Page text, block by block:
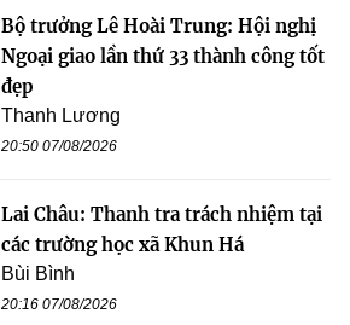
Bộ trưởng Lê Hoài Trung: Hội nghị
Ngoại giao lần thứ 33 thành công tốt
đẹp
Thanh Lương
20:50 07/08/2026
Lai Châu: Thanh tra trách nhiệm tại
các trường học xã Khun Há
Bùi Bình
20:16 07/08/2026